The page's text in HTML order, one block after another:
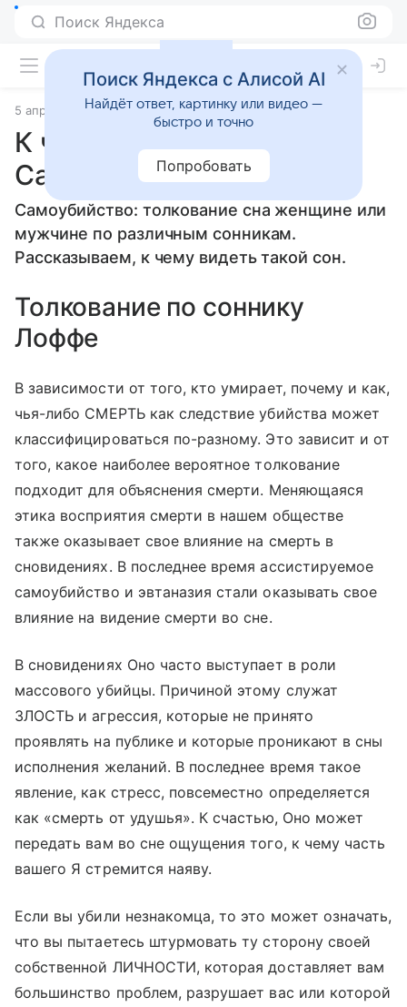
Поиск Яндекса
5 апреля 2010 Сонники
К чему снится
Самоубийство
Самоубийство: толкование сна женщине или
мужчине по различным сонникам.
Рассказываем, к чему видеть такой сон.
Толкование по соннику
Лоффе
В зависимости от того, кто умирает, почему и как,
чья-либо СМЕРТЬ как следствие убийства может
классифицироваться по-разному. Это зависит и от
того, какое наиболее вероятное толкование
подходит для объяснения смерти. Меняющаяся
этика восприятия смерти в нашем обществе
также оказывает свое влияние на смерть в
сновидениях. В последнее время ассистируемое
самоубийство и эвтаназия стали оказывать свое
влияние на видение смерти во сне.
В сновидениях Оно часто выступает в роли
массового убийцы. Причиной этому служат
ЗЛОСТЬ и агрессия, которые не принято
проявлять на публике и которые проникают в сны
исполнения желаний. В последнее время такое
явление, как стресс, повсеместно определяется
как «смерть от удушья». К счастью, Оно может
передать вам во сне ощущения того, к чему часть
вашего Я стремится наяву.
Если вы убили незнакомца, то это может означать,
что вы пытаетесь штурмовать ту сторону своей
собственной ЛИЧНОСТИ, которая доставляет вам
большинство проблем, разрушает вас или которой
Поиск Яндекса с Алисой AI
Найдёт ответ, картинку или видео —
быстро и точно
Попробовать